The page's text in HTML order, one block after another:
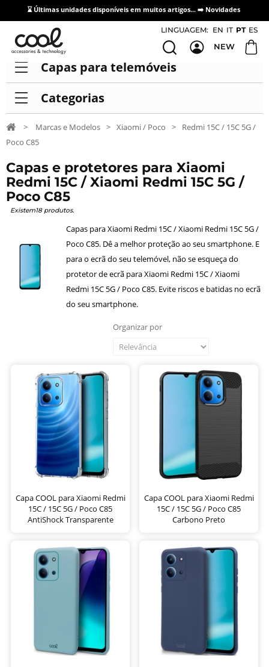
⌛ Últimas unidades disponíveis em muitos artigos... ➡️ Novidades
Acesso / Cadastro de Distribuidores
LINGUAGEM: EN IT PT ES
NEW
Capas para telemóveis
Categorias
> Marcas e Modelos > Xiaomi / Poco >
Redmi 15C / 15C 5G /
Poco C85
Capas e protetores para Xiaomi
Redmi 15C / Xiaomi Redmi 15C 5G /
Poco C85
Existem18 produtos.
Capas para Xiaomi Redmi 15C / Xiaomi Redmi 15C 5G /
Poco C85. Dê a melhor proteção ao seu smartphone. E
para o ecrã do seu telemóvel, não se esqueça do
protetor de ecrã para Xiaomi Redmi 15C / Xiaomi
Redmi 15C 5G / Poco C85. Evite riscos e batidas no ecrã
do seu smartphone.
Organizar por
Capa COOL para Xiaomi Redmi
15C / 15C 5G / Poco C85
AntiShock Transparente
Capa COOL para Xiaomi Redmi
15C / 15C 5G / Poco C85
Carbono Preto